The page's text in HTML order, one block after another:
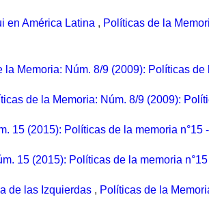
en América Latina , Políticas de la
la Memoria: Núm. 8/9 (2009): Políticas de
de la Memoria: Núm. 8/9 (2009):
15 (2015): Políticas de la memoria n°15
15 (2015): Políticas de la memoria
de las Izquierdas , Políticas de la